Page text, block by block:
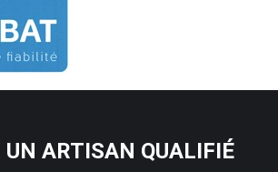
UN ARTISAN QUALIFIÉ